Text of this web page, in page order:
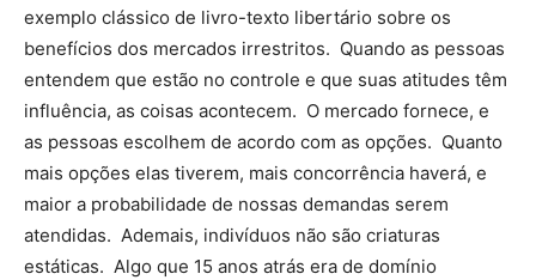
exemplo clássico de livro-texto libertário sobre os
benefícios dos mercados irrestritos. Quando as pessoas
entendem que estão no controle e que suas atitudes têm
influência, as coisas acontecem. O mercado fornece, e
as pessoas escolhem de acordo com as opções. Quanto
mais opções elas tiverem, mais concorrência haverá, e
maior a probabilidade de nossas demandas serem
atendidas. Ademais, indivíduos não são criaturas
estáticas. Algo que 15 anos atrás era de domínio